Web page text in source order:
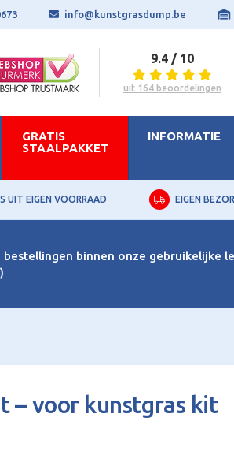
info@kunstgrasdump.be
9.4 / 10
uit 164 beoordelingen
GRATIS
STAALPAKKET
INFORMATIE
UIT EIGEN VOORRAAD EIGEN
binnen onze gebruikelijke
– voor kunstgras kit